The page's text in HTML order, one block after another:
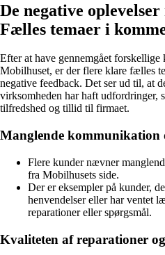
De negative
Fælles temaer i
Efter at have gennemgået
Mobilhuset, er der flere klare fælles
negative feedback. Det ser ud til, at
virksomheden har haft udfordringer,
tilfredshed og tillid til firmaet.
Manglende kommunikation
Flere kunder nævner
fra Mobilhusets side.
Der er eksempler på kunder,
henvendelser eller har ventet
reparationer eller spørgsmål.
Kvaliteten af reparationer og